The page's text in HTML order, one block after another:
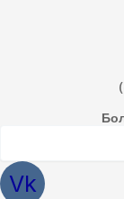
Vk